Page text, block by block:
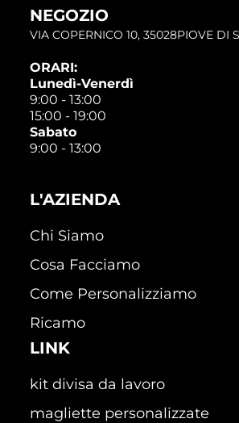
NEGOZIO
VIA COPERNICO 10, 35028PIOVE DI
ORARI:
Lunedì-Venerdì
9:00 - 13:00
15:00 - 19:00
Sabato
9:00 - 13:00
L'AZIENDA
Chi Siamo
Cosa Facciamo
Come Personalizziamo
Ricamo
LINK
kit divisa da lavoro
magliette personalizzate